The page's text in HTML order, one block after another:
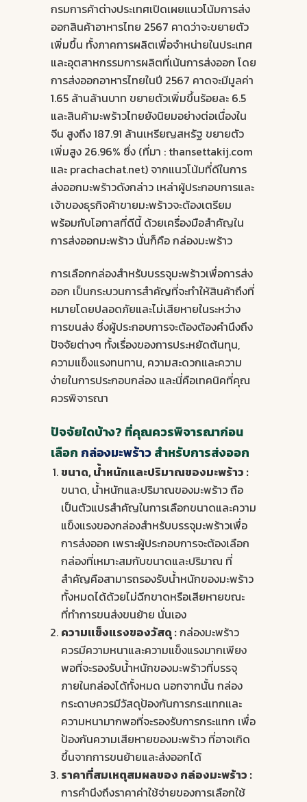
กรมการค้าต่างประเทศเปิดเผยแนวโน้มการส่ง
ออกสินค้าอาหารไทย 2567 คาดว่าจะขยายตัว
เพิ่มขึ้น ทั้งภาคการผลิตเพื่อจำหน่ายในประเทศ
และอุตสาหกรรมการผลิตที่เน้นการส่งออก โดย
การส่งออกอาหารไทยในปี 2567 คาดจะมีมูลค่า
1.65 ล้านล้านบาท ขยายตัวเพิ่มขึ้นร้อยละ 6.5
และสินค้ามะพร้าวไทยยังนิยมอย่างต่อเนื่องใน
จีน สูงถึง 187.91 ล้านเหรียญสหรัฐ ขยายตัว
เพิ่มสูง 26.96% ซึ่ง (ที่มา : thansettakij.com
และ prachachat.net) จากแนวโน้มที่ดีในการ
ส่งออกมะพร้าวดังกล่าว เหล่าผู้ประกอบการและ
เจ้าของธุรกิจค้าขายมะพร้าวจะต้องเตรียม
พร้อมกับโอกาสที่ดีนี้ ด้วยเครื่องมือสำคัญใน
การส่งออกมะพร้าว นั่นก็คือ กล่องมะพร้าว
การเลือกกล่องสำหรับบรรจุมะพร้าวเพื่อการส่ง
ออก เป็นกระบวนการสำคัญที่จะทำให้สินค้าถึงที่
หมายโดยปลอดภัยและไม่เสียหายในระหว่าง
การขนส่ง ซึ่งผู้ประกอบการจะต้องต้องคำนึงถึง
ปัจจัยต่างๆ ทั้งเรื่องของการประหยัดต้นทุน,
ความแข็งแรงทนทาน, ความสะดวกและความ
ง่ายในการประกอบกล่อง และนี่คือเทคนิคที่คุณ
ควรพิจารณา
ปัจจัยใดบ้าง? ที่คุณควรพิจารณาก่อน
เลือก กล่องมะพร้าวสำหรับการส่งออก
ขนาด, น้ำหนักและปริมาณของมะพร้าว :
ขนาด, น้ำหนักและปริมาณของมะพร้าว ถือ
เป็นตัวแปรสำคัญในการเลือกขนาดและความ
แข็งแรงของกล่องสำหรับบรรจุมะพร้าวเพื่อ
การส่งออก เพราะผู้ประกอบการจะต้องเลือก
กล่องที่เหมาะสมกับขนาดและปริมาณ ที่
สำคัญคือสามารถรองรับน้ำหนักของมะพร้าว
ทั้งหมดได้ด้วยไม่ฉีกขาดหรือเสียหายขณะ
ที่ทำการขนส่งขนย้าย นั่นเอง
ความแข็งแรงของวัสดุ :กล่องมะพร้าว
ควรมีความหนาและความแข็งแรงมากเพียง
พอที่จะรองรับน้ำหนักของมะพร้าวที่บรรจุ
ภายในกล่องได้ทั้งหมด นอกจากนั้น กล่อง
กระดาษควรมีวัสดุป้องกันการกระแทกและ
ความหนามากพอที่จะรองรับการกระแทก เพื่อ
ป้องกันความเสียหายของมะพร้าว ที่อาจเกิด
ขึ้นจากการขนย้ายและส่งออกได้
ราคาที่สมเหตุสมผลของ กล่องมะพร้าว :
การคำนึงถึงราคาค่าใช้จ่ายของการเลือกใช้